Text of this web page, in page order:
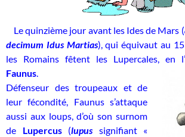
Le quinzième jour avant les Ides de Mars (
decimum Idus Martias), qui équivaut au
les Romains fêtent les Lupercales, en
Faunus.
Défenseur des troupeaux et de
leur fécondité, Faunus s’attaque
aussi aux loups, d’où son surnom
de Lupercus(lupussignifiant «